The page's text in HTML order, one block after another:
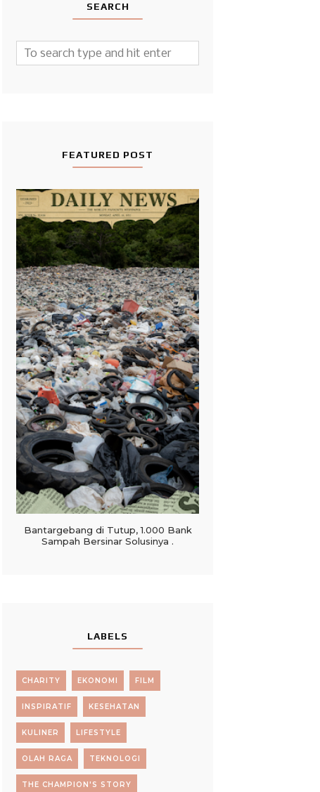
SEARCH
FEATURED POST
Bantargebang di Tutup, 1.000 Bank
Sampah Bersinar Solusinya .
LABELS
CHARITY EKONOMI FILM
INSPIRATIF KESEHATAN
KULINER LIFESTYLE
OLAH RAGA TEKNOLOGI
THE CHAMPION'S STORY